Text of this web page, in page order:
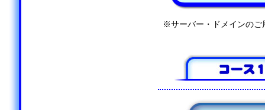
※サーバー・ドメインのご